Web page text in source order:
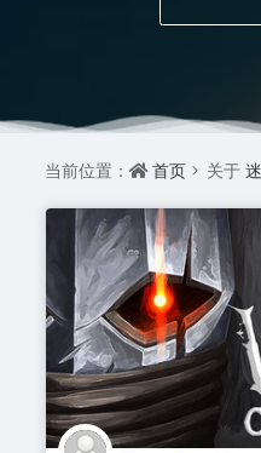
当前位置： 首页 关于